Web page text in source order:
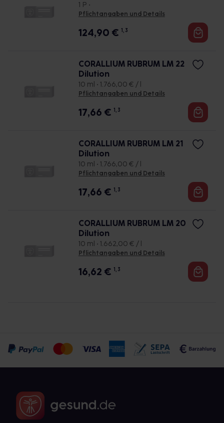
1 P •
Pflichtangaben und Details
124,90 € 1, 3
CORALLIUM RUBRUM LM 22
Dilution
10 ml • 1.766,00 € / l
Pflichtangaben und Details
17,66 € 1, 3
CORALLIUM RUBRUM LM 21
Dilution
10 ml • 1.766,00 € / l
Pflichtangaben und Details
17,66 € 1, 3
CORALLIUM RUBRUM LM 20
Dilution
10 ml • 1.662,00 € / l
Pflichtangaben und Details
16,62 € 1, 3